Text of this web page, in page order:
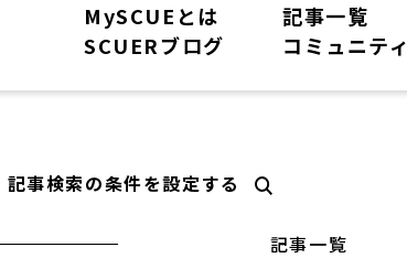
MySCUEとは 記事一覧
SCUERブログ
コミュニティ
記事検索の条件を設定する
記事一覧